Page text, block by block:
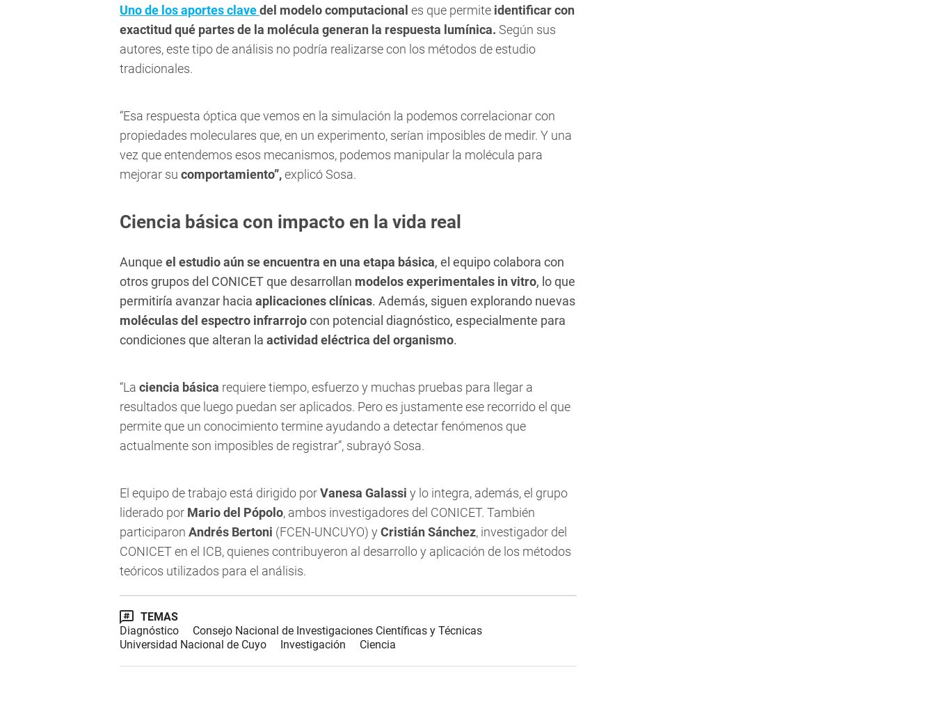
Uno de losaportes clavedel modelo computacional es que permite identificar con
exactitud qué partes de la molécula generan la respuesta lumínica. Según sus
autores, este tipo de análisis no podría realizarse con los métodos de estudio
tradicionales.
“Esa respuesta óptica que vemos en la simulación la podemos correlacionar con
propiedades moleculares que, en un experimento, serían imposibles de medir. Y una
vez que entendemos esos mecanismos, podemos manipular la molécula para
mejorar su comportamiento”,explicó Sosa.
Ciencia básica con impacto en la vida real
Aunque el estudioaún se encuentra en una etapa básica, el equipo colabora con
otros grupos del CONICET que desarrollan modelos experimentales in vitro, lo que
permitiría avanzar hacia aplicaciones clínicas. Además, siguen explorando nuevas
moléculas del espectro infrarrojocon potencial diagnóstico, especialmente para
condiciones que alteran la actividad eléctrica del organismo.
“La ciencia básica requiere tiempo, esfuerzo y muchas pruebas para llegar a
resultados que luego puedan ser aplicados. Pero es justamente ese recorrido el que
permite que un conocimiento termine ayudando a detectar fenómenos que
actualmente son imposibles de registrar”, subrayó Sosa.
El equipo de trabajo está dirigido porVanesa Galassi y lo integra, además, el grupo
liderado por Mario del Pópolo, ambos investigadores del CONICET. También
participaron Andrés Bertoni (FCEN-UNCUYO) y Cristián Sánchez, investigador del
CONICET en el ICB, quienes contribuyeron al desarrollo y aplicación de los métodos
teóricos utilizados para el análisis.
TEMAS
Diagnóstico
Consejo Nacional de Investigaciones Científicas y Técnicas
Universidad Nacional de Cuyo
Investigación Ciencia